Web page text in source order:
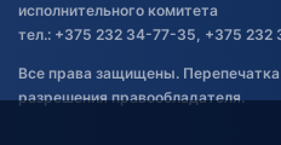
исполнительного комитета
тел.: +375 232 34-77-35, +375 232
Все права защищены.
разрешения правообладателя.